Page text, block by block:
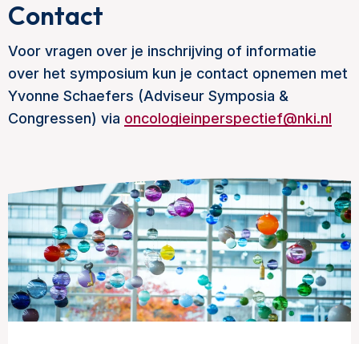
Contact
Voor vragen over je inschrijving of informatie
over het symposium kun je contact opnemen met
Yvonne Schaefers (Adviseur Symposia &
Congressen) via oncologieinperspectief@nki.nl